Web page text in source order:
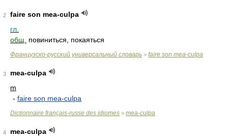
2
faire son mea-culpa
гл.
общ.
повиниться, покаяться
Французско-русский универсальный словарь > faire son mea-culpa
3
mea-culpa
m
- faire son mea-culpa
Dictionnaire français-russe des idiomes > mea-culpa
4
mea-culpa